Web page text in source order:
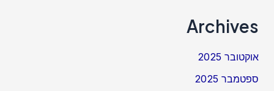
Archives
אוקטובר 2025
ספטמבר 2025